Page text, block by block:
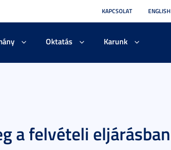
KAPCSOLAT ENGLISH
Oktatás Karunk
a felvételi eljárásban